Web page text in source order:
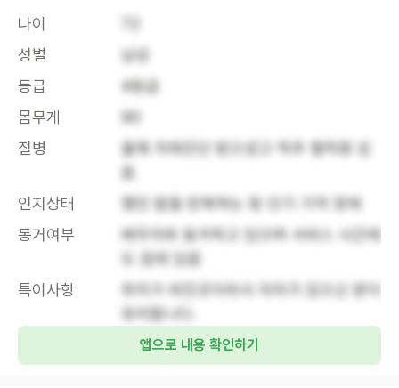
나이
성별
남성
등급
4등급
몸무게
90
질병
올해 치매진단 받으셨고 척추 협착증 있
음
인지상태
했던 말을 반복하는 등 단기 기억 장애
동거여부
배우자와 동거하고 있으며 서비스 시간에
도 집에 있음
특이사항
위치가 외진곳이라서 자차가 있으신 분이
유리합니다.
앱으로 내용 확인하기